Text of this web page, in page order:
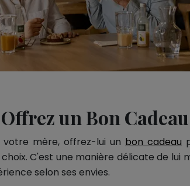
un Bon Cadeau
mère, offrez-lui un bon cadeau
C'est une manière délicate de
selon ses envies.